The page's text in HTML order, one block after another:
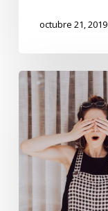
octubre 21, 2019